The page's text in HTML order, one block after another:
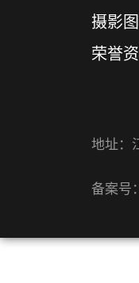
摄影
荣誉
地址：
备案号